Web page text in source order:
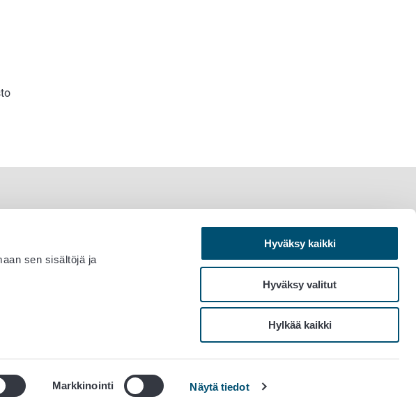
sen sisältöjä ja
Markkinointi Näytä tiedot
Hyväksy kaikki
Hyväksy valitut
Hylkää kaikki